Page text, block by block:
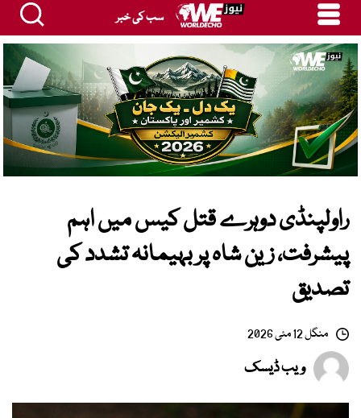
سب کی خبر
راولپنڈی دوہرے قتل کیس میں اہم
پیشرفت، زین شاہ پر بہیمانہ تشدد کی
تصدیق
منگل 12 مئی 2026
ویب ڈیسک